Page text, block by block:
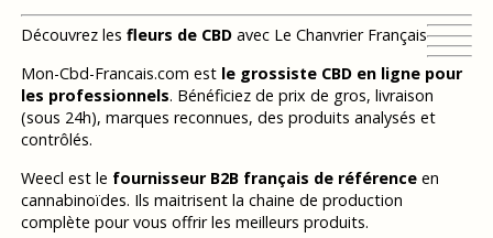
Découvrez les fleurs de CBDavec Le Chanvrier Français
Mon-Cbd-Francais.com est le grossiste CBD en ligne pour
les professionnels. Bénéficiez de prix de gros, livraison
(sous 24h), marques reconnues, des produits analysés et
contrôlés.
Weecl est le fournisseur B2B français de référenceen
cannabinoïdes. Ils maitrisent la chaine de production
complète pour vous offrir les meilleurs produits.